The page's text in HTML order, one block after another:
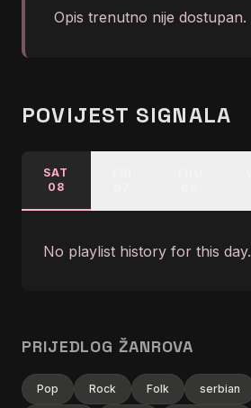
Opis trenutno nije dostupan.
POVIJEST SIGNALA
SAT
08
No playlist history for this day.
PRIJEDLOG ŽANROVA
Pop Rock Folk serbian